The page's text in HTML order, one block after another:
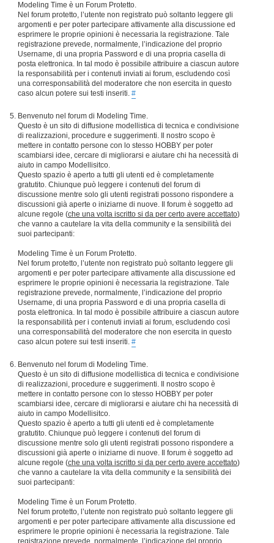
Modeling Time è un Forum Protetto.
Nel forum protetto, l’utente non registrato può soltanto leggere gli
argomenti e per poter partecipare attivamente alla discussione ed
esprimere le proprie opinioni è necessaria la registrazione. Tale
registrazione prevede, normalmente, l’indicazione del proprio
Username, di una propria Password e di una propria casella di
posta elettronica. In tal modo è possibile attribuire a ciascun autore
la responsabilità per i contenuti inviati ai forum, escludendo così
una corresponsabilità del moderatore che non esercita in questo
caso alcun potere sui testi inseriti. #
Benvenuto nel forum di Modeling Time.
Questo è un sito di diffusione modellistica di tecnica e condivisione
di realizzazioni, procedure e suggerimenti. Il nostro scopo è
mettere in contatto persone con lo stesso HOBBY per poter
scambiarsi idee, cercare di migliorarsi e aiutare chi ha necessità di
aiuto in campo Modellisitco.
Questo spazio è aperto a tutti gli utenti ed è completamente
gratutito. Chiunque può leggere i contenuti del forum di
discussione mentre solo gli utenti registrati possono rispondere a
discussioni già aperte o iniziarne di nuove. Il forum è soggetto ad
alcune regole (che una volta iscritto si da per certo avere accettato)
che vanno a cautelare la vita della community e la sensibilità dei
suoi partecipanti:
Modeling Time è un Forum Protetto.
Nel forum protetto, l’utente non registrato può soltanto leggere gli
argomenti e per poter partecipare attivamente alla discussione ed
esprimere le proprie opinioni è necessaria la registrazione. Tale
registrazione prevede, normalmente, l’indicazione del proprio
Username, di una propria Password e di una propria casella di
posta elettronica. In tal modo è possibile attribuire a ciascun autore
la responsabilità per i contenuti inviati ai forum, escludendo così
una corresponsabilità del moderatore che non esercita in questo
caso alcun potere sui testi inseriti. #
Benvenuto nel forum di Modeling Time.
Questo è un sito di diffusione modellistica di tecnica e condivisione
di realizzazioni, procedure e suggerimenti. Il nostro scopo è
mettere in contatto persone con lo stesso HOBBY per poter
scambiarsi idee, cercare di migliorarsi e aiutare chi ha necessità di
aiuto in campo Modellisitco.
Questo spazio è aperto a tutti gli utenti ed è completamente
gratutito. Chiunque può leggere i contenuti del forum di
discussione mentre solo gli utenti registrati possono rispondere a
discussioni già aperte o iniziarne di nuove. Il forum è soggetto ad
alcune regole (che una volta iscritto si da per certo avere accettato)
che vanno a cautelare la vita della community e la sensibilità dei
suoi partecipanti:
Modeling Time è un Forum Protetto.
Nel forum protetto, l’utente non registrato può soltanto leggere gli
argomenti e per poter partecipare attivamente alla discussione ed
esprimere le proprie opinioni è necessaria la registrazione. Tale
registrazione prevede, normalmente, l’indicazione del proprio